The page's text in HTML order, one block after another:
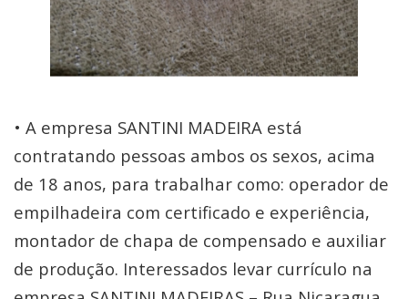
• A empresa SANTINI MADEIRA está
contratando pessoas ambos os sexos, acima
de 18 anos, para trabalhar como: operador de
empilhadeira com certificado e experiência,
montador de chapa de compensado e auxiliar
de produção. Interessados levar currículo na